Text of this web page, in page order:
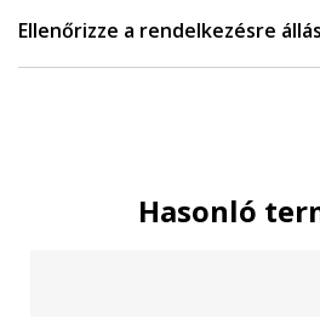
Ellenőrizze a rendelkezésre
Hasonló